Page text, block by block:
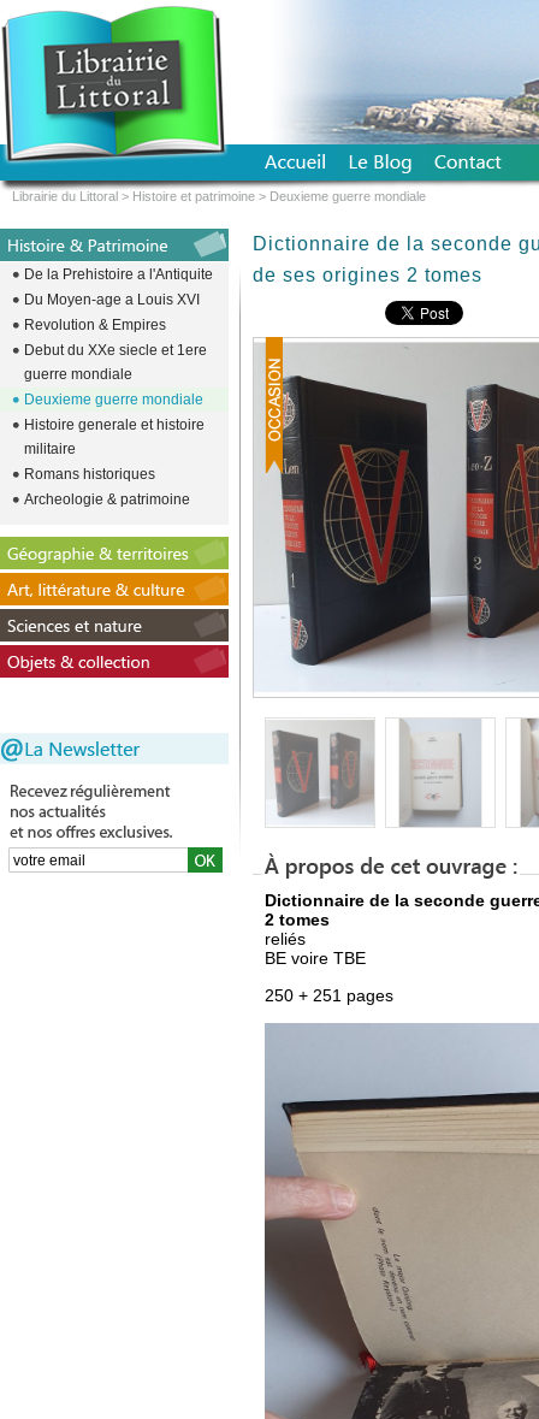
Dictionnaire de la seconde
de ses origines 2 tomes
Dictionnaire de la seconde
2 tomes
reliés
BE voire TBE
250 + 251 pages
De la Prehistoire a l'Antiquite
Du Moyen-age a Louis XVI
Revolution & Empires
Debut du XXe siecle et 1ere
guerre mondiale
Deuxieme guerre mondiale
Histoire generale et histoire
militaire
Romans historiques
Archeologie & patrimoine
Librairie du Littoral > Histoire et patrimoine > Deuxieme guerre mondiale